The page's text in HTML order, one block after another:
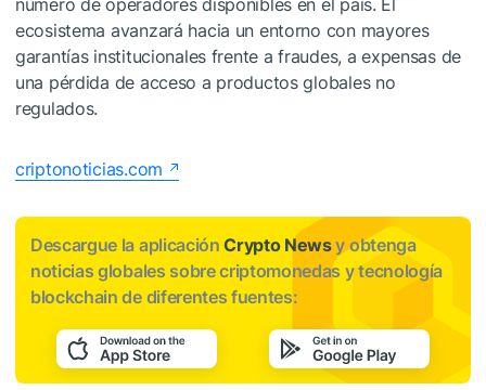
número de operadores disponibles en el país. El
ecosistema avanzará hacia un entorno con mayores
garantías institucionales frente a fraudes, a expensas de
una pérdida de acceso a productos globales no
regulados.
criptonoticias.com
Descargue la aplicaciónCrypto Newsy obtenga
noticias globales sobre criptomonedas y tecnología
blockchain de diferentes fuentes: